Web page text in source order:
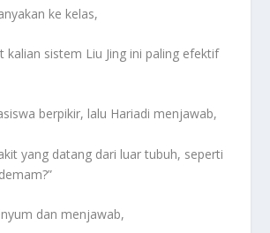
ke kelas,
kalian sistem Liu Jing ini paling efektif
berpikir, lalu Hariadi menjawab,
yang datang dari luar tubuh, seperti
dan menjawab,